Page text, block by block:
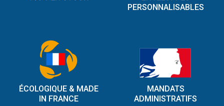
PERSONNALISABLES
ÉCOLOGIQUE & MADE
IN FRANCE
MANDATS
ADMINISTRATIFS